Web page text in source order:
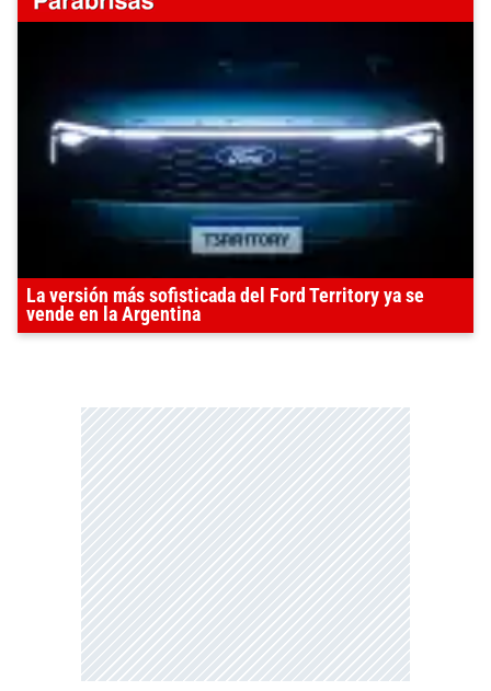
La versión más sofisticada del Ford Territory ya se
vende en la Argentina